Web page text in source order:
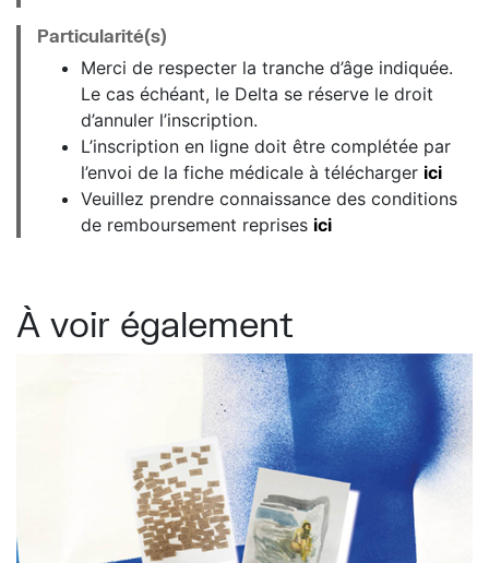
Particularité(s)
Merci de respecter la tranche d’âge indiquée.
Le cas échéant, le Delta se réserve le droit
d’annuler l’inscription.
L’inscription en ligne doit être complétée par
l’envoi de la fiche médicale à télécharger ici
Veuillez prendre connaissance des conditions
de remboursement reprises ici
À voir également